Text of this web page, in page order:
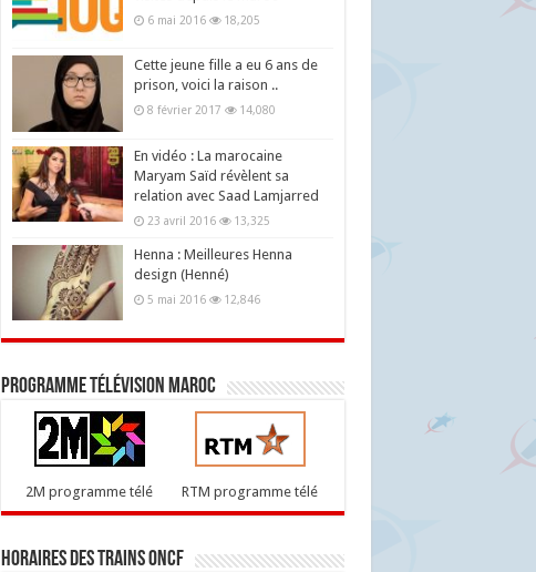
6 mai 2016 18,205
Cette jeune fille a eu 6 ans de
prison, voici la raison ..
8 février 2017 14,080
En vidéo : La marocaine
Maryam Saïd révèlent sa
relation avec Saad Lamjarred
23 avril 2016 13,325
Henna : Meilleures Henna
design (Henné)
5 mai 2016 12,846
Programme télévision maroc
2M programme télé RTM programme télé
Horaires des trains ONCF